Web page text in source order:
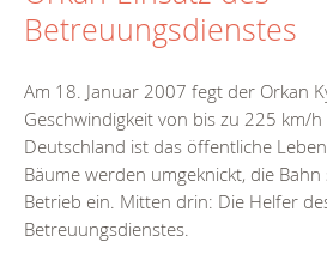
Betreuungsdienstes
Am 18. Januar 2007 fegt der Orkan
Geschwindigkeit von bis zu 225 km/
Deutschland ist das öffentliche
Bäume werden umgeknickt, die
Betrieb ein. Mitten drin: Die Helfer
Betreuungsdienstes.